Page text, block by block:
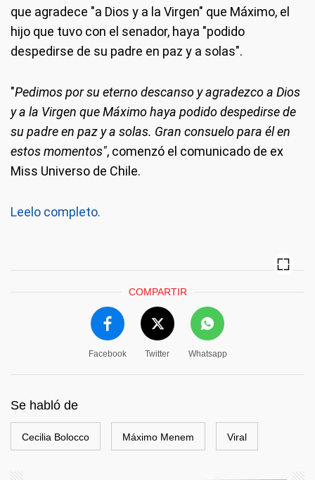
que agradece "a Dios y a la Virgen" que Máximo, el
hijo que tuvo con el senador, haya "podido
despedirse de su padre en paz y a solas".
"Pedimos por su eterno descanso y agradezco a Dios
y a la Virgen que Máximo haya podido despedirse de
su padre en paz y a solas. Gran consuelo para él en
estos momentos", comenzó el comunicado de ex
Miss Universo de Chile.
Leelo completo.
COMPARTIR
Facebook Twitter Whatsapp
Se habló de
Cecilia Bolocco Máximo Menem Viral